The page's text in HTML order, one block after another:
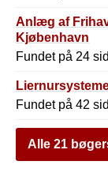
Anlæg af
Kjøbenhavn
Fundet på 24
Fundet på 42
Alle 21